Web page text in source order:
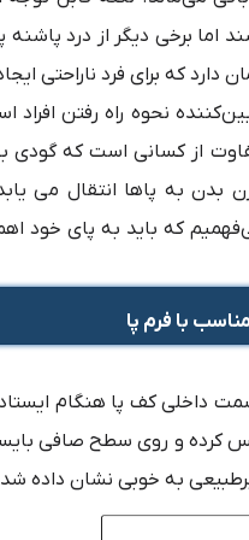
اما برخی دیگر از درد پاشنه
که برای فرد ناراحتی
نحوه راه رفتن
از کسانی است کهگودی
بدن به پاها انتقال می
که باید به پای خود
با فرم پا
داخلی کف پا هنگام
و روی سطح صافی
به خوبی نشان داده